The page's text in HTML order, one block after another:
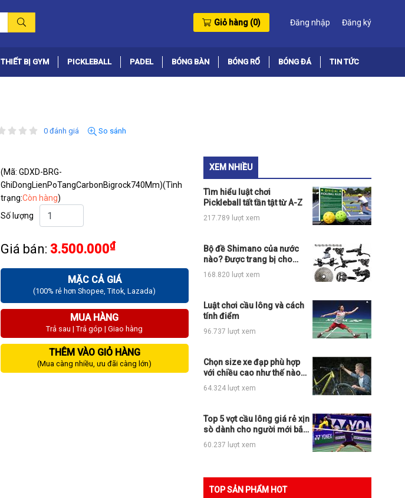
Giỏ hàng (0) Đăng nhập Đăng ký
THIẾT BỊ GYM PICKLEBALL PADEL BÓNG BÀN BÓNG RỔ BÓNG ĐÁ TIN TỨC
0 đánh giá So sánh
(Mã: GDXD-BRG-
GhiDongLienPoTangCarbonBigrock740Mm)(Tình
trạng:Còn hàng)
Số lượng
Giá bán: 3.500.000₫
MẶC CẢ GIÁ
(100% rẻ hơn Shopee, Titok, Lazada)
MUA HÀNG
Trả sau | Trả góp | Giao hàng
THÊM VÀO GIỎ HÀNG
(Mua càng nhiều, ưu đãi càng lớn)
XEM NHIỀU
Tìm hiểu luật chơi
Pickleball tất tần tật từ A-Z
217.789 lượt xem
Bộ đề Shimano của nước
nào? Được trang bị cho
những loại xe đạp thể thao
168.820 lượt xem
Luật chơi cầu lông và cách
tính điểm
96.737 lượt xem
Chọn size xe đạp phù hợp
với chiều cao như thế nào
cho đúng?
64.324 lượt xem
Top 5 vợt cầu lông giá rẻ xịn
sò dành cho người mới bắt
đầu
60.237 lượt xem
TOP SẢN PHẨM HOT